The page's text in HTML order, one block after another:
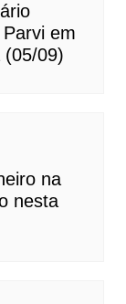
em
(05/09)
na
nesta